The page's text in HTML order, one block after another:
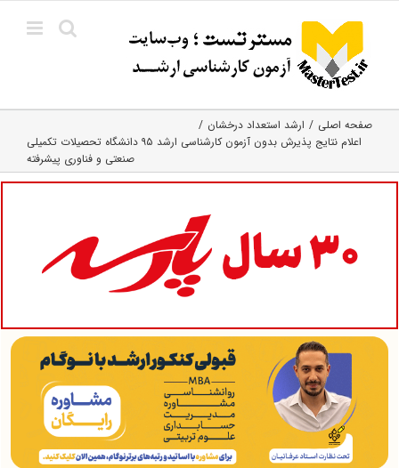
content
صفحه اصلی
ارشد استعداد درخشان
اعلام نتایج پذیرش بدون آزمون کارشناسی ارشد ۹۵ دانشگاه تحصیلات تکمیلی
صنعتی و فناوری پیشرفته